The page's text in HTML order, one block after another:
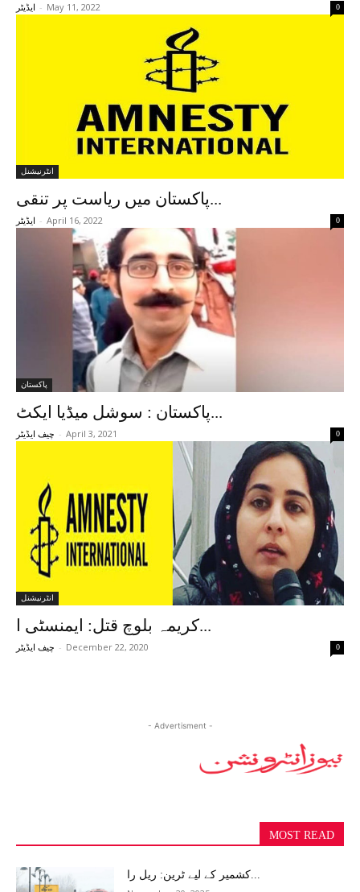
ایڈیٹر - May 11, 2022 0
انٹرنیشنل
پاکستان میں ریاست پر تنقی...
ایڈیٹر - April 16, 2022 0
پاکستان
پاکستان : سوشل میڈیا ایکٹ...
چیف ایڈیٹر - April 3, 2021 0
انٹرنیشنل
کریمہ بلوچ قتل: ایمنسٹی ا...
چیف ایڈیٹر - December 22, 2020 0
- Advertisment -
MOST READ
کشمیر کے لیے ٹرین: ریل را...